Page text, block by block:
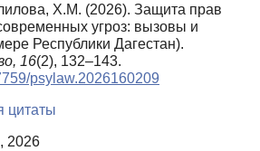
Х.М. (2026). Защита прав
угроз: вызовы и
Республики Дагестан).
16(2), 132–143.
psylaw.2026160209
цитаты
2026